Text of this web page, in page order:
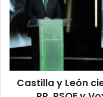
cierra
su
campaña
electoral
con
PP,
PSOE
Castilla y León